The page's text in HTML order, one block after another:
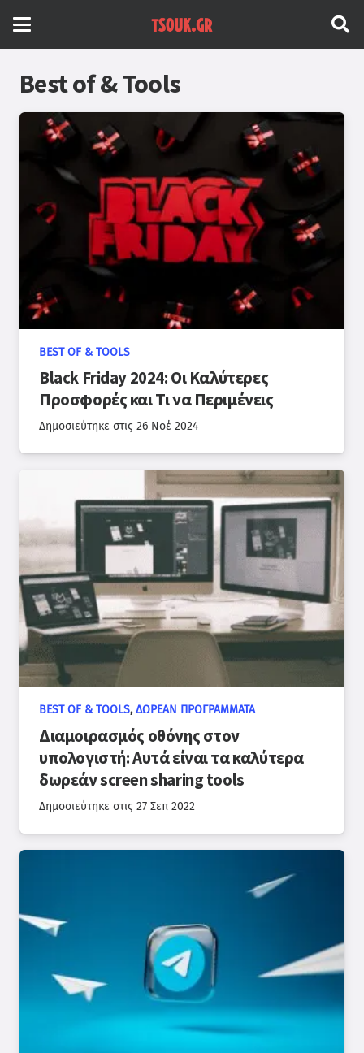
Best of & Tools
BEST OF & TOOLS
Black Friday 2024: Οι Καλύτερες
Προσφορές και Τι να Περιμένεις
Δημοσιεύτηκε στις 26 Νοέ 2024
BEST OF & TOOLS,ΔΩΡΕΆΝ ΠΡΟΓΡΆΜΜΑΤΑ
Διαμοιρασμός οθόνης στον
υπολογιστή: Αυτά είναι τα καλύτερα
δωρεάν screen sharing tools
Δημοσιεύτηκε στις 27 Σεπ 2022